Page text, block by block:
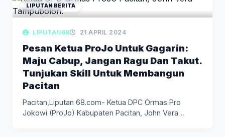
LIPUTAN BERITA
LIPUTAN68 21 APRIL 2024
Pesan Ketua ProJo Untuk Gagarin:
Maju Cabup, Jangan Ragu Dan Takut.
Tunjukan Skill Untuk Membangun
Pacitan
Pacitan,Liputan 68.com- Ketua DPC Ormas Pro
Jokowi (ProJo) Kabupaten Pacitan, John Vera…